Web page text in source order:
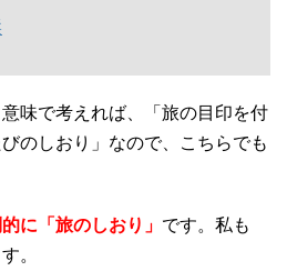
意味で考えれば、「旅の目印を付
のしおり」なので、こちらでも
に「旅のしおり」 です。私も
。